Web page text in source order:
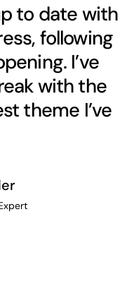
to date with
following
I’ve
with the
theme I’ve